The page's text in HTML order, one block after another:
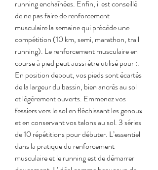
running enchaînées. Enfin, il est conseillé
de ne pas faire de renforcement
musculaire la semaine qui précède une
compétition (10 km, semi, marathon, trail
running). Le renforcement musculaire en
course à pied peut aussi être utilisé pour :.
En position debout, vos pieds sont écartés
de la largeur du bassin, bien ancrés au sol
et légèrement ouverts. Emmenez vos
fessiers vers le sol en fléchissant les genoux
et en conservant vos talons au sol. 3 séries
de 10 répétitions pour débuter. L’essentiel
dans la pratique du renforcement
musculaire et le running est de démarrer